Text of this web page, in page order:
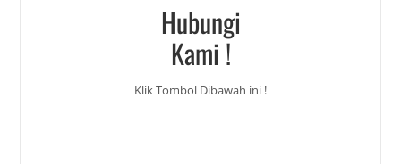
Hubungi
Kami !
Klik Tombol Dibawah ini !